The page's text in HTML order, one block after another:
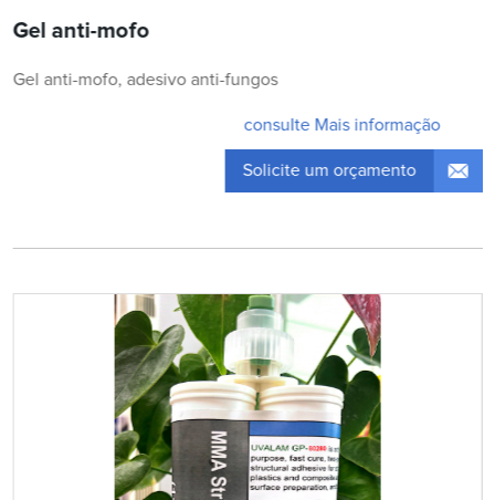
Gel anti-mofo
Gel anti-mofo, adesivo anti-fungos
consulte Mais informação
Solicite um orçamento